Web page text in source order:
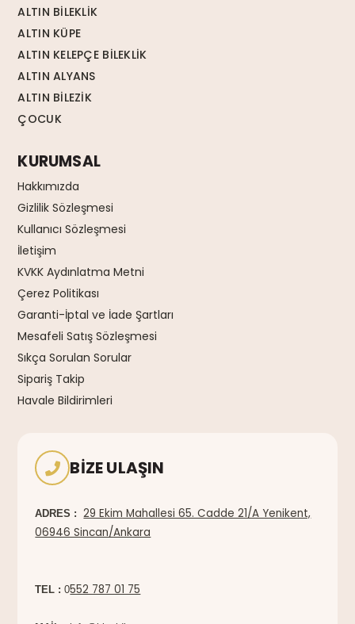
ALTIN BİLEKLİK
ALTIN KÜPE
ALTIN KELEPÇE BİLEKLİK
ALTIN ALYANS
ALTIN BİLEZİK
ÇOCUK
KURUMSAL
Hakkımızda
Gizlilik Sözleşmesi
Kullanıcı Sözleşmesi
İletişim
KVKK Aydınlatma Metni
Çerez Politikası
Garanti-İptal ve İade Şartları
Mesafeli Satış Sözleşmesi
Sıkça Sorulan Sorular
Sipariş Takip
Havale Bildirimleri
BIZE ULAŞIN
ADRES :
29 Ekim Mahallesi 65. Cadde 21/A Yenikent,
06946 Sincan/Ankara
TEL : 0552 787 01 75